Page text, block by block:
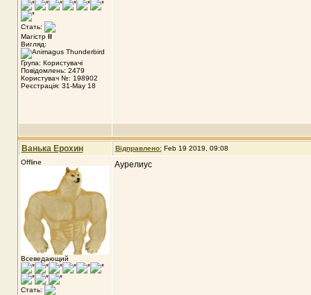
Стать:
Магістр II
Вигляд:
Група: Користувачі
Повідомлень: 2479
Користувач №: 198902
Реєстрація: 31-May 18
Ванька Ерохин Відправлено: Feb 19 2019, 09:08
Offline
Всеведающий
Стать:
Аурелиус